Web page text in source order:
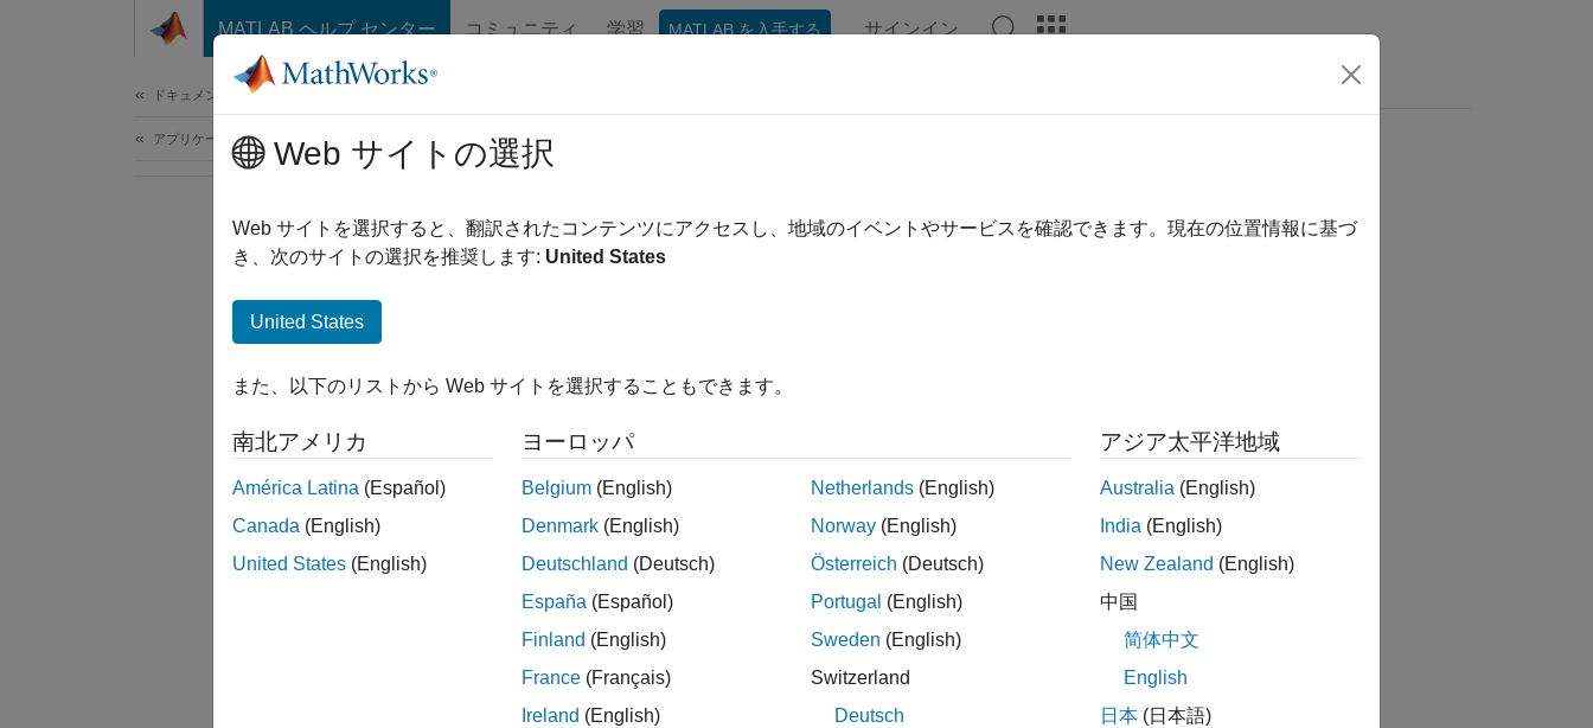
コンテンツへスキップ
MATLAB ヘルプ センター コミュニティ 学習 MATLAB を入手する サインイン
ドキュメンテーションのホーム
アプリケーションのデプロイWeb サイトの選択
Web サイトを選択すると、翻訳されたコンテンツにアクセスし、地域のイベントやサービスを確認できます。現在の位置情報に基づ
き、次のサイトの選択を推奨します: United States
United States
また、以下のリストから Web サイトを選択することもできます。
南北アメリカ
América Latina (Español)
Canada (English)
United States (English)
ヨーロッパ
Belgium (English)
Denmark (English)
Deutschland (Deutsch)
España (Español)
Finland (English)
France (Français)
Ireland (English)
Netherlands (English)
Norway (English)
Österreich (Deutsch)
Portugal (English)
Sweden (English)
Switzerland
Deutsch
アジア太平洋地域
Australia (English)
India (English)
New Zealand (English)
中国
简体中文
English
日本 (日本語)